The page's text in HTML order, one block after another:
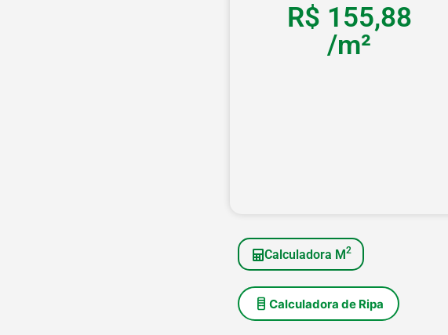
R$ 155,88
/m²
Calculadora M2
Calculadora de Ripa